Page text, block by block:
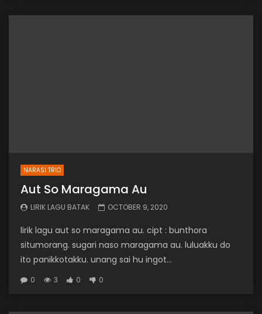
NARASI TRIO
Aut So Maragama Au
LIRIK LAGU BATAK OCTOBER 9, 2020
lirik lagu aut so maragama au. cipt : bunthora
situmorang. sugari naso maragama au. luluakku do
ito panikkotakku. unang sai hu ingot...
0 3 0 0